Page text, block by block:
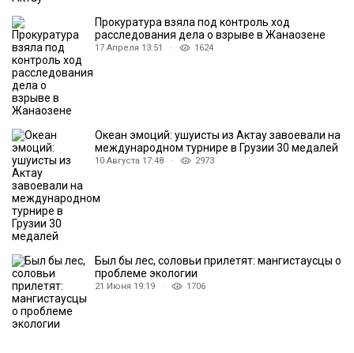
Прокуратура взяла под контроль ход
расследования дела о взрыве в Жанаозене
17 Апреля 13:51 · 1624
Океан эмоций: ушуисты из Актау завоевали на
международном турнире в Грузии 30 медалей
10 Августа 17:48 · 2973
Был бы лес, соловьи прилетят: мангистаусцы о
проблеме экологии
21 Июня 19:19 · 1706